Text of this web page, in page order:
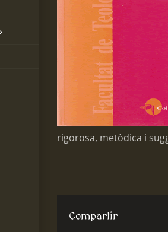
rigorosa, metòdica i
Compartir